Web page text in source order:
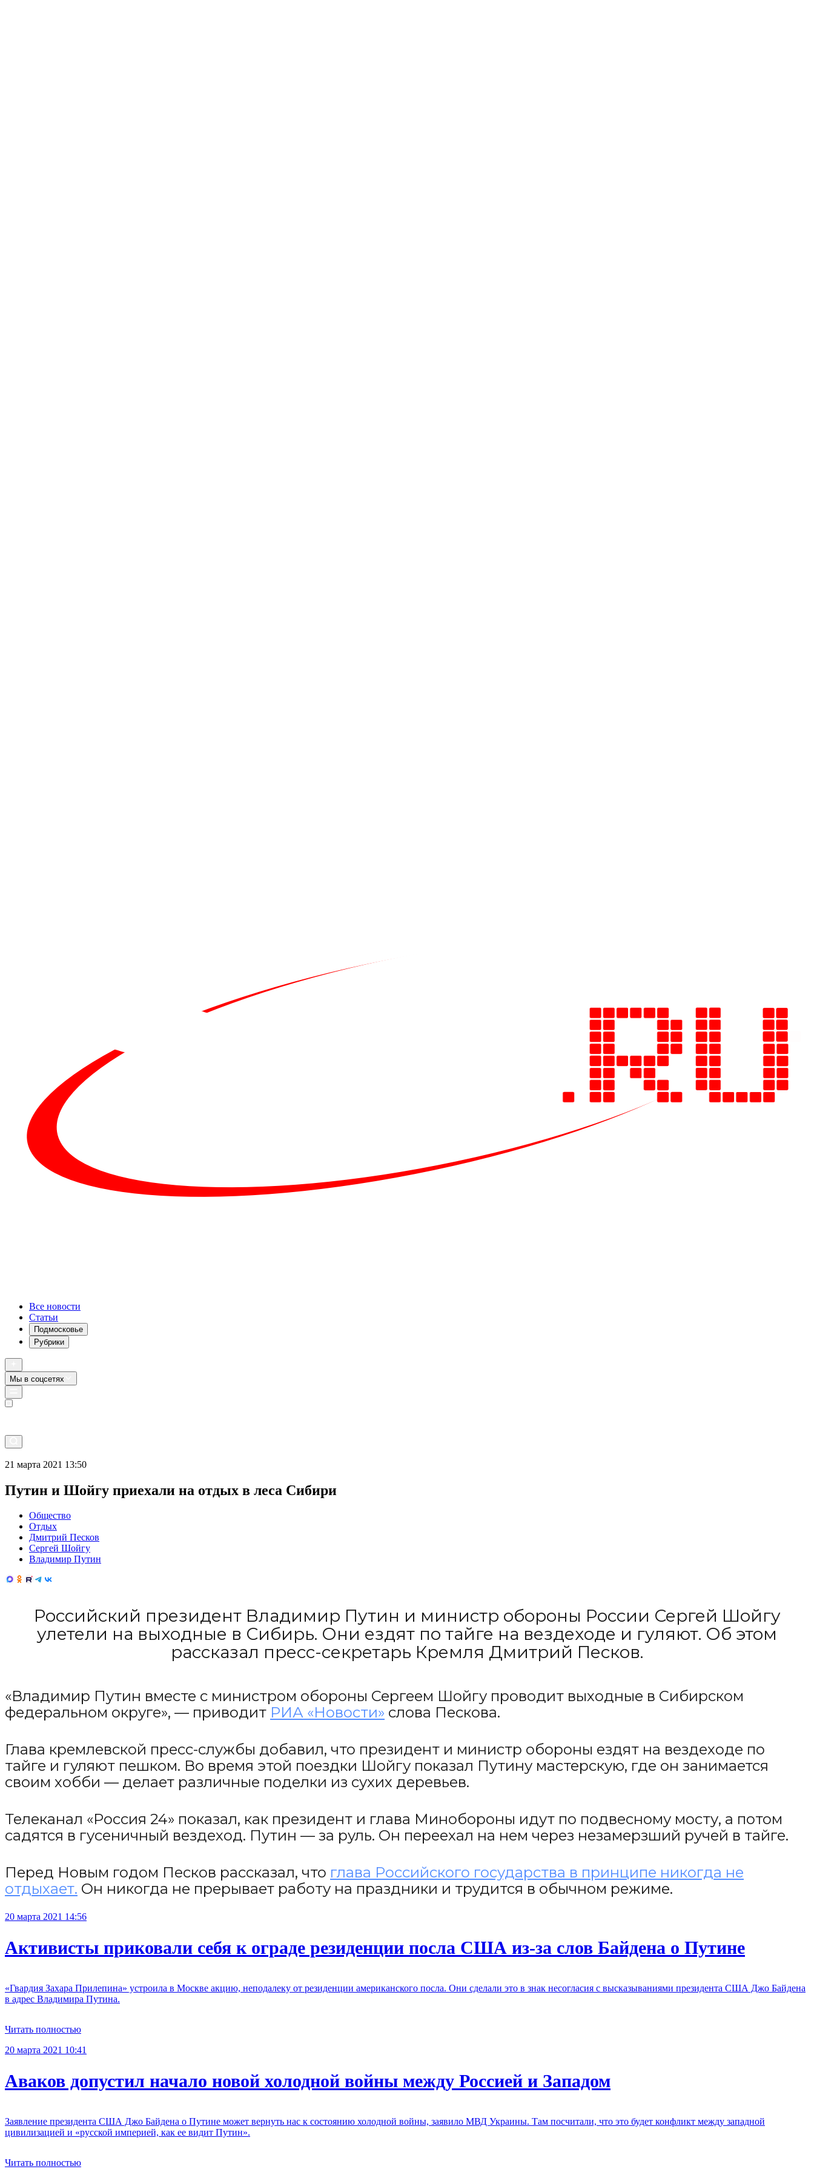
Все новости
Статьи
Подмосковье
Рубрики
Мы в соцсетях
21 марта 2021 13:50
Путин и Шойгу приехали на отдых в леса Сибири
Общество
Отдых
Дмитрий Песков
Сергей Шойгу
Владимир Путин
Российский президент Владимир Путин и министр обороны России Сергей Шойгу
улетели на выходные в Сибирь. Они ездят по тайге на вездеходе и гуляют. Об этом
рассказал пресс-секретарь Кремля Дмитрий Песков.
«Владимир Путин вместе с министром обороны Сергеем Шойгу проводит выходные в Сибирском
федеральном округе», — приводит РИА «Новости» слова Пескова.
Глава кремлевской пресс-службы добавил, что президент и министр обороны ездят на вездеходе по
тайге и гуляют пешком. Во время этой поездки Шойгу показал Путину мастерскую, где он занимается
своим хобби — делает различные поделки из сухих деревьев.
Телеканал «Россия 24» показал, как президент и глава Минобороны идут по подвесному мосту, а потом
садятся в гусеничный вездеход. Путин — за руль. Он переехал на нем через незамерзший ручей в тайге.
Перед Новым годом Песков рассказал, что глава Российского государства в принципе никогда не
отдыхает. Он никогда не прерывает работу на праздники и трудится в обычном режиме.
20 марта 2021 14:56
Активисты приковали себя к ограде резиденции посла США из-за слов Байдена о Путине
«Гвардия Захара Прилепина» устроила в Москве акцию, неподалеку от резиденции американского посла. Они сделали это в знак несогласия с высказываниями президента США Джо Байдена
в адрес Владимира Путина.
Читать полностью
20 марта 2021 10:41
Аваков допустил начало новой холодной войны между Россией и Западом
Заявление президента США Джо Байдена о Путине может вернуть нас к состоянию холодной войны, заявило МВД Украины. Там посчитали, что это будет конфликт между западной
цивилизацией и «русской империей, как ее видит Путин».
Читать полностью